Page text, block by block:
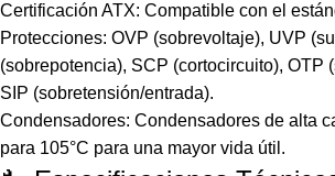
Certificación ATX: Compatible con el
Protecciones: OVP (sobrevoltaje), UVP
(sobrepotencia), SCP (cortocircuito), OTP
SIP (sobretensión/entrada).
Condensadores: Condensadores de alta
para 105°C para una mayor vida útil.